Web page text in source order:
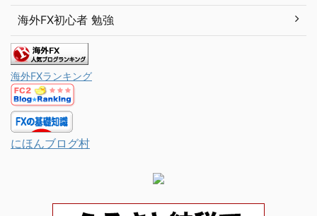
海外FX初心者 勉強
海外FXランキング
にほんブログ村